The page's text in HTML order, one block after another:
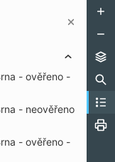
- ověřeno -
- neověřeno
- ověřeno -